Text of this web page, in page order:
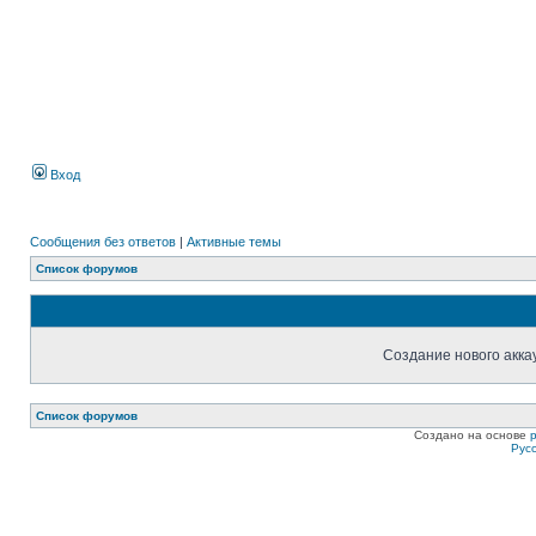
Вход
Сообщения без ответов | Активные темы
Список форумов
Создание нового
Список форумов
Создано на основе